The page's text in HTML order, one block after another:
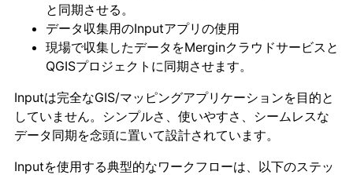
と同期させる。
データ収集用のInputアプリの使用
現場で収集したデータをMerginクラウドサービスと
QGISプロジェクトに同期させます。
Inputは完全なGIS/マッピングアプリケーションを目的と
していません。シンプルさ、使いやすさ、シームレスな
データ同期を念頭に置いて設計されています。
Inputを使用する典型的なワークフローは、以下のステッ